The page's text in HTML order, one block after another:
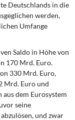
Deutschlands in die
werden,
Umfange
Saldo in Höhe von
170 Mrd. Euro.
330 Mrd. Euro,
Mrd. Euro und
dem Eurosystem
seine
und zwar